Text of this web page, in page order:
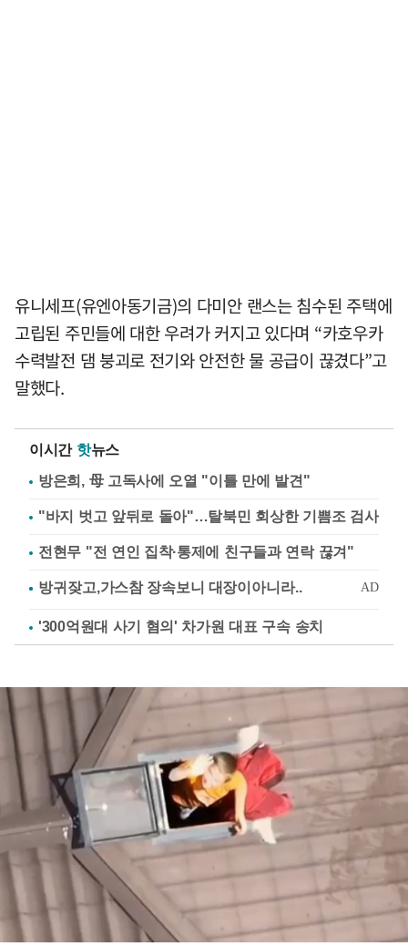
유니세프(유엔아동기금)의 다미안 랜스는 침수된 주택에
고립된 주민들에 대한 우려가 커지고 있다며 “카호우카
수력발전 댐 붕괴로 전기와 안전한 물 공급이 끊겼다”고
말했다.
이시간 핫뉴스
방은희, 母 고독사에 오열 "이틀 만에 발견"
"바지 벗고 앞뒤로 돌아"…탈북민 회상한 기쁨조 검사
전현무 "전 연인 집착·통제에 친구들과 연락 끊겨"
'300억원대 사기 혐의' 차가원 대표 구속 송치